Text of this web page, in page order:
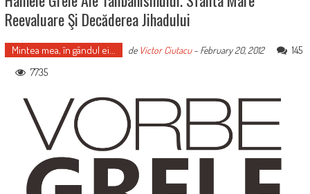
Reevaluare Şi Decăderea Jihadului
Mintea mea, în gândul ei... de Victor Ciutacu- February 20, 2012
145
7735